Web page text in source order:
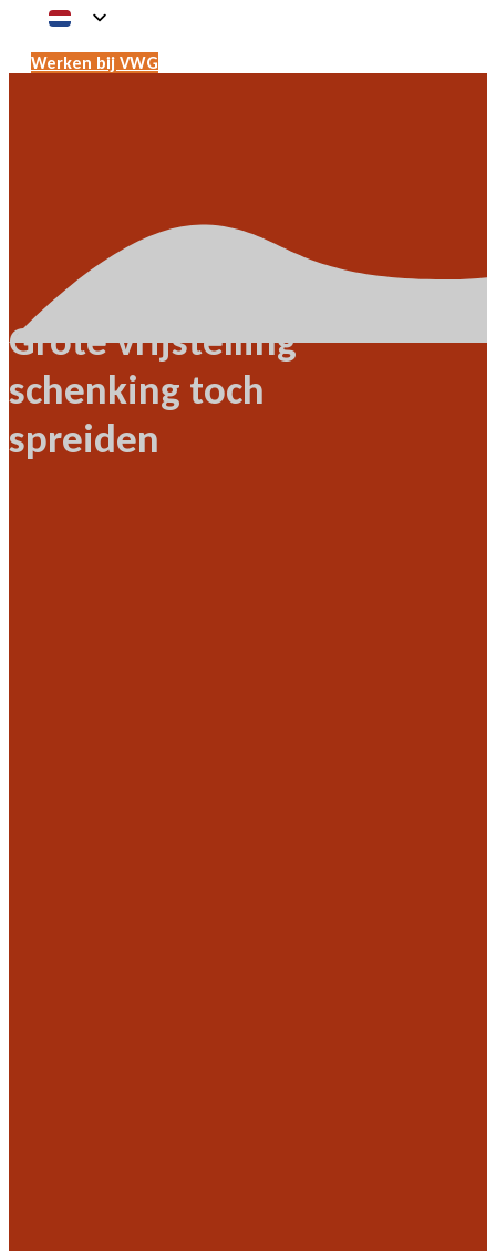
Werken bij VWG
Grote vrijstelling
schenking toch
spreiden